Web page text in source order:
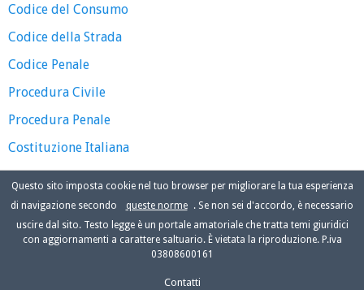
Codice del Consumo
Codice della Strada
Codice Penale
Procedura Civile
Procedura Penale
Costituzione Italiana
Questo sito imposta cookie nel tuo browser per migliorare la tua esperienza
di navigazione secondo
queste norme
. Se non sei d'accordo, è necessario
uscire dal sito. Testo legge è un portale amatoriale che tratta temi giuridici
con aggiornamenti a carattere saltuario. È vietata la riproduzione. P.iva
03808600161
Contatti